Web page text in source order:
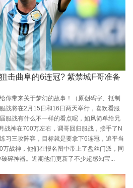
击曲阜的6连冠? 紫禁城F哥准备
你带来关于梦幻的故事！（原创码字、抵制
战将在2月15日和16日两天举行，喜欢看服
服战有什么不一样的看点呢，如风简单给兄
战神在700万左右，调哥回归服战，接手了N
习三攻阵容，目标就是要拿下6连冠，追平当
战神，他们在报名图中带上了盘丝门派，同
碎神器。近期他们更新了不少超感知宝...